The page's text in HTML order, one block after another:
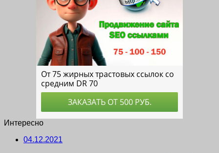
Интересно
04.12.2021